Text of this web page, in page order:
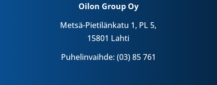
Oilon Group Oy
Metsä-Pietilänkatu 1, PL 5,
15801 Lahti
Puhelinvaihde: (03) 85 761